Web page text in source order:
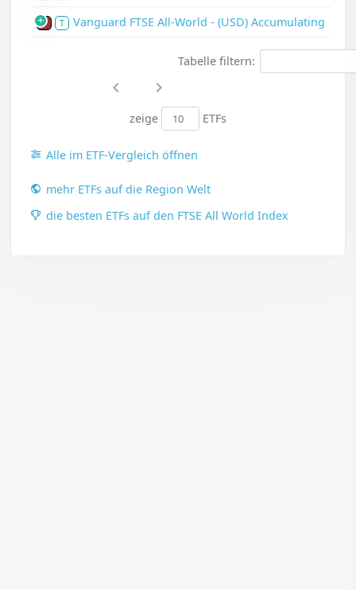
P T Vanguard FTSE All-World - (USD) Accumulating
Tabelle filtern:
zeige ETFs
Alle im ETF-Vergleich öffnen
mehr ETFs auf die Region Welt
die besten ETFs auf den FTSE All World Index